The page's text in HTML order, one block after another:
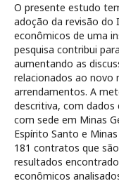
O presente estudo
adoção da revisão do
econômicos de uma
pesquisa contribui
aumentando as
relacionados ao novo
arrendamentos. A
descritiva, com
com sede em Minas
Espírito Santo e
181 contratos que
resultados
econômicos